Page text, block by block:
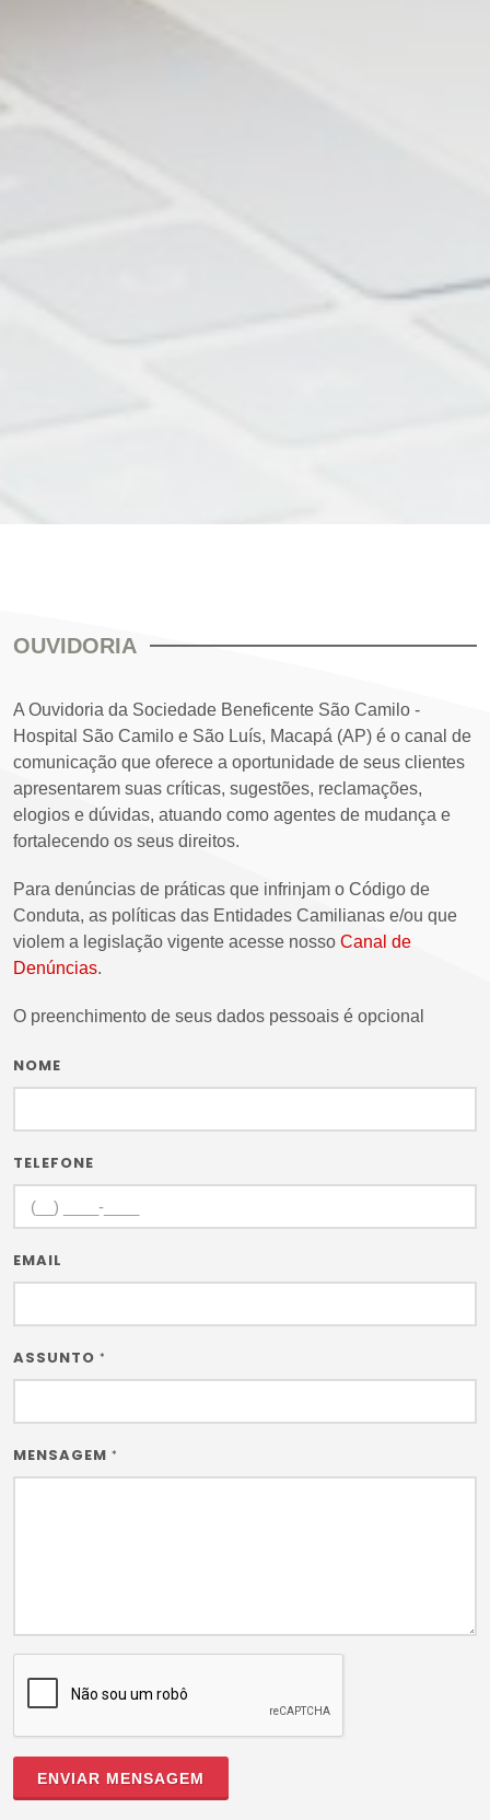
OUVIDORIA
A Ouvidoria da Sociedade Beneficente São Camilo -
Hospital São Camilo e São Luís, Macapá (AP) é o canal de
comunicação que oferece a oportunidade de seus clientes
apresentarem suas críticas, sugestões, reclamações,
elogios e dúvidas, atuando como agentes de mudança e
fortalecendo os seus direitos.
Para denúncias de práticas que infrinjam o Código de
Conduta, as políticas das Entidades Camilianas e/ou que
violem a legislação vigente acesse nosso Canal de
Denúncias.
O preenchimento de seus dados pessoais é opcional
NOME
TELEFONE
EMAIL
ASSUNTO *
MENSAGEM *
ENVIAR MENSAGEM